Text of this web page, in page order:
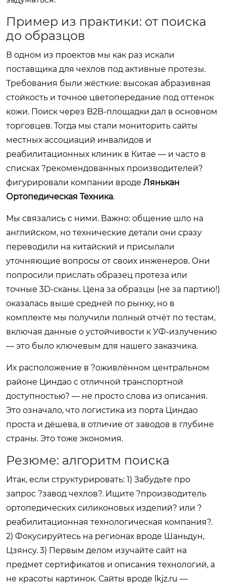
Пример из практики: от поиска
до образцов
В одном из проектов мы как раз искали
поставщика для чехлов под активные протезы.
Требования были жёсткие: высокая абразивная
стойкость и точное цветопередание под оттенок
кожи. Поиск через B2B-площадки дал в основном
торговцев. Тогда мы стали мониторить сайты
местных ассоциаций инвалидов и
реабилитационных клиник в Китае — и часто в
списках ?рекомендованных производителей?
фигурировали компании вроде Лянькан
Ортопедическая Техника.
Мы связались с ними. Важно: общение шло на
английском, но технические детали они сразу
переводили на китайский и присылали
уточняющие вопросы от своих инженеров. Они
попросили прислать образец протеза или
точные 3D-сканы. Цена за образцы (не за партию!)
оказалась выше средней по рынку, но в
комплекте мы получили полный отчёт по тестам,
включая данные о устойчивости к УФ-излучению
— это было ключевым для нашего заказчика.
Их расположение в ?оживлённом центральном
районе Циндао с отличной транспортной
доступностью? — не просто слова из описания.
Это означало, что логистика из порта Циндао
проста и дёшева, в отличие от заводов в глубине
страны. Это тоже экономия.
Резюме: алгоритм поиска
Итак, если структурировать: 1) Забудьте про
запрос ?завод чехлов?. Ищите ?производитель
ортопедических силиконовых изделий? или ?
реабилитационная технологическая компания?.
2) Фокусируйтесь на регионах вроде Шаньдун,
Цзянсу. 3) Первым делом изучайте сайт на
предмет сертификатов и описания технологий, а
не красоты картинок. Сайты вроде lkjz.ru —